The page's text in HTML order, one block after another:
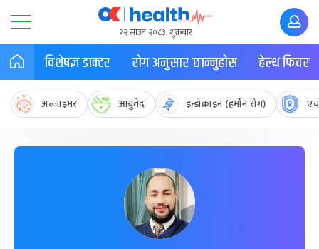
२२ साउन २०८३, शुक्रबार
विशेषज्ञ डाक्टर रोग अनुसार छान्नुहोस हेल्थ फिचर
अल्जाइमर आयुर्वेद इन्डोक्राइन (हर्मोन रोग)